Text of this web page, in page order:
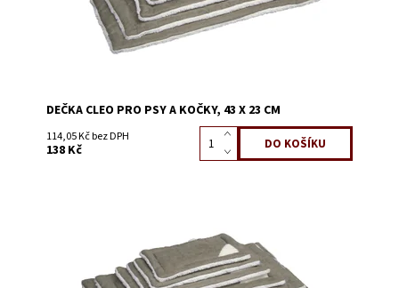
DEČKA CLEO PRO PSY A KOČKY, 43 X 23 CM
114,05 Kč bez DPH
138 Kč
56675